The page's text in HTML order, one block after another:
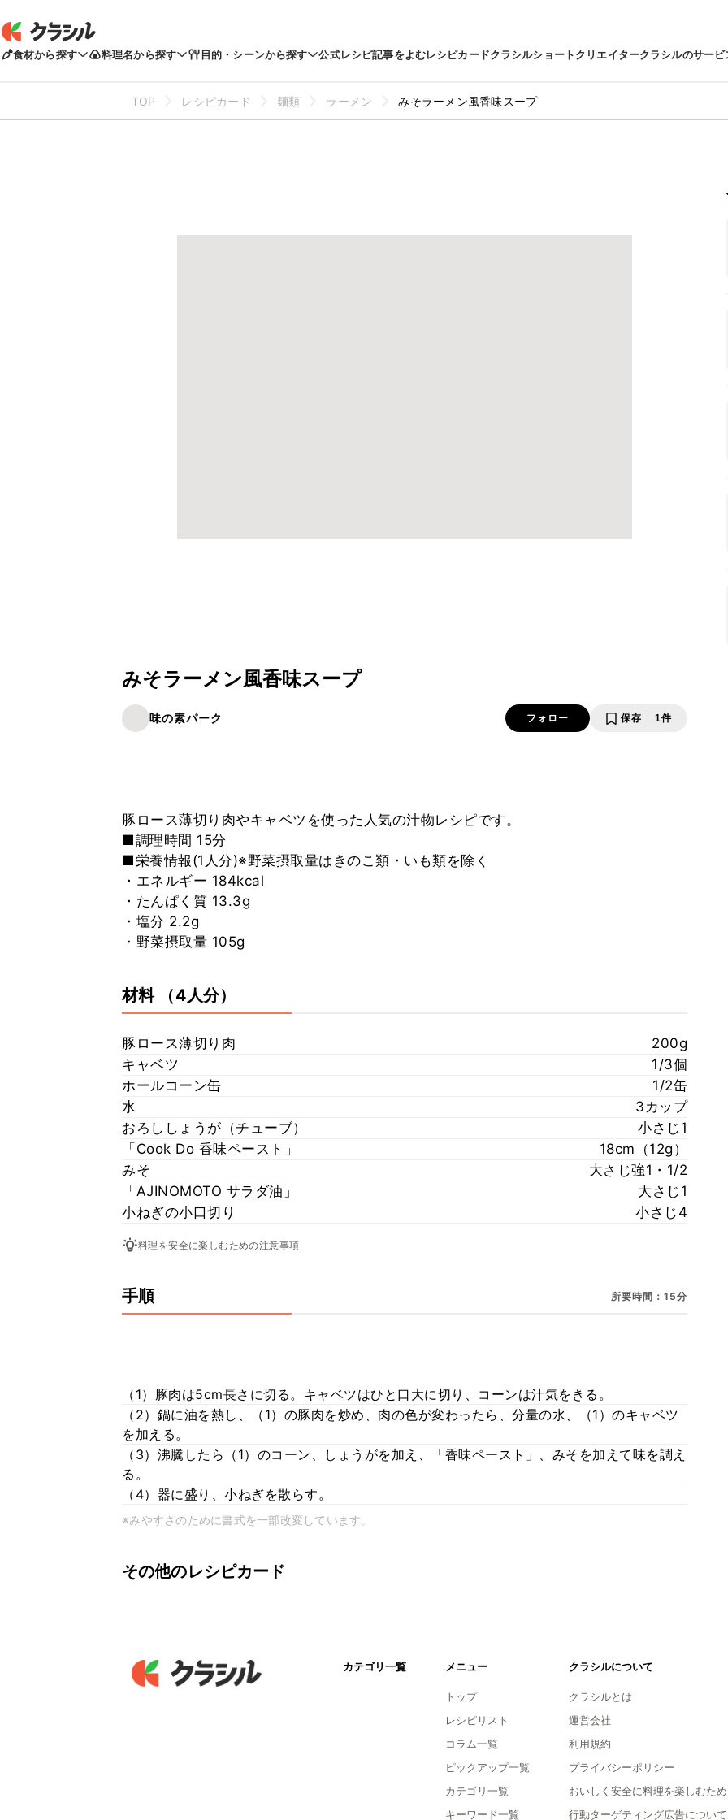
食材から探す 料理名から探す 目的・シーンから探す 公式レシピ記事をよむレシピカードクラシルショートクリエイタークラシルのサービ
TOP レシピカード 麺類 ラーメン みそラーメン風香味スープ
みそラーメン風香味スープ
味の素パーク フォロー 保存 1件
豚ロース薄切り肉やキャベツを使った人気の汁物レシピです。
■調理時間 15分
■栄養情報(1人分)※野菜摂取量はきのこ類・いも類を除く
・エネルギー 184kcal
・たんぱく質 13.3g
・塩分 2.2g
・野菜摂取量 105g
材料 （4人分）
豚ロース薄切り肉
200g
キャベツ
1/3個
ホールコーン缶
1/2缶
水
3カップ
おろししょうが（チューブ）
小さじ1
「Cook Do 香味ペースト」
18cm（12g）
みそ
大さじ強1・1/2
「AJINOMOTO サラダ油」
大さじ1
小ねぎの小口切り
小さじ4
料理を安全に楽しむための注意事項
手順 所要時間：15分
（1）豚肉は5cm長さに切る。キャベツはひと口大に切り、コーンは汁気をきる。
（2）鍋に油を熱し、（1）の豚肉を炒め、肉の色が変わったら、分量の水、（1）のキャベツ
を加える。
（3）沸騰したら（1）のコーン、しょうがを加え、「香味ペースト」、みそを加えて味を調え
る。
（4）器に盛り、小ねぎを散らす。
※みやすさのために書式を一部改変しています。
その他のレシピカード
カテゴリ一覧 メニュー
トップ
レシピリスト
コラム一覧
ピックアップ一覧
カテゴリ一覧
キーワード一覧
クラシルについて
クラシルとは
運営会社
利用規約
プライバシーポリシー
おいしく安全に料理を楽しむため
行動ターゲティング広告について